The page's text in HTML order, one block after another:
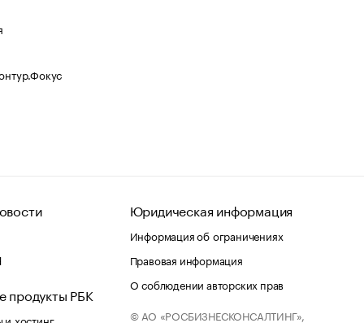
продукты РБК
хостинг
Юридическая информация
Информация об ограничениях
Правовая информация
О соблюдении авторских прав
© АО «РОСБИЗНЕСКОНСАЛТИНГ»,